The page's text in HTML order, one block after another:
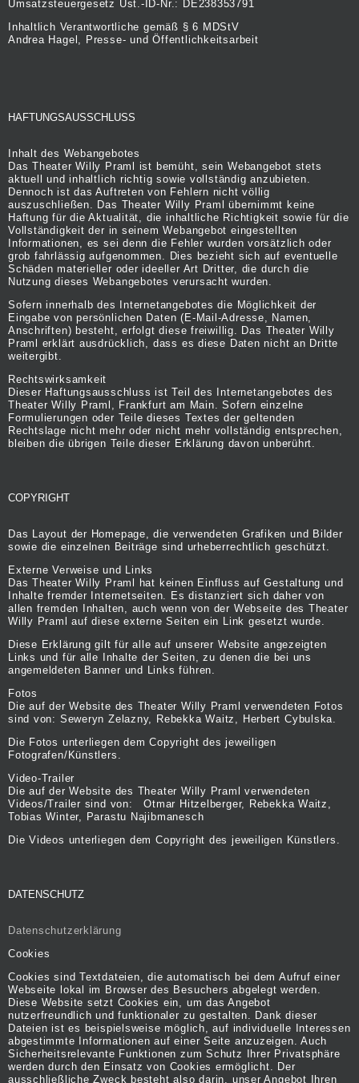
Umsatzsteuergesetz Ust.-ID-Nr.: DE238353791
Inhaltlich Verantwortliche gemäß § 6 MDStV
Andrea Hagel, Presse- und Öffentlichkeitsarbeit
HAFTUNGSAUSSCHLUSS
Inhalt des Webangebotes
Das Theater Willy Praml ist bemüht, sein Webangebot stets
aktuell und inhaltlich richtig sowie vollständig anzubieten.
Dennoch ist das Auftreten von Fehlern nicht völlig
auszuschließen. Das Theater Willy Praml übernimmt keine
Haftung für die Aktualität, die inhaltliche Richtigkeit sowie für die
Vollständigkeit der in seinem Webangebot eingestellten
Informationen, es sei denn die Fehler wurden vorsätzlich oder
grob fahrlässig aufgenommen. Dies bezieht sich auf eventuelle
Schäden materieller oder ideeller Art Dritter, die durch die
Nutzung dieses Webangebotes verursacht wurden.
Sofern innerhalb des Internetangebotes die Möglichkeit der
Eingabe von persönlichen Daten (E-Mail-Adresse, Namen,
Anschriften) besteht, erfolgt diese freiwillig. Das Theater Willy
Praml erklärt ausdrücklich, dass es diese Daten nicht an Dritte
weitergibt.
Rechtswirksamkeit
Dieser Haftungsausschluss ist Teil des Internetangebotes des
Theater Willy Praml, Frankfurt am Main. Sofern einzelne
Formulierungen oder Teile dieses Textes der geltenden
Rechtslage nicht mehr oder nicht mehr vollständig entsprechen,
bleiben die übrigen Teile dieser Erklärung davon unberührt.
COPYRIGHT
Das Layout der Homepage, die verwendeten Grafiken und Bilder
sowie die einzelnen Beiträge sind urheberrechtlich geschützt.
Externe Verweise und Links
Das Theater Willy Praml hat keinen Einfluss auf Gestaltung und
Inhalte fremder Internetseiten. Es distanziert sich daher von
allen fremden Inhalten, auch wenn von der Webseite des Theater
Willy Praml auf diese externe Seiten ein Link gesetzt wurde.
Diese Erklärung gilt für alle auf unserer Website angezeigten
Links und für alle Inhalte der Seiten, zu denen die bei uns
angemeldeten Banner und Links führen.
Fotos
Die auf der Website des Theater Willy Praml verwendeten Fotos
sind von: Seweryn Zelazny, Rebekka Waitz, Herbert Cybulska.
Die Fotos unterliegen dem Copyright des jeweiligen
Fotografen/Künstlers.
Video-Trailer
Die auf der Website des Theater Willy Praml verwendeten
Videos/Trailer sind von: Otmar Hitzelberger, Rebekka Waitz,
Tobias Winter, Parastu Najibmanesch
Die Videos unterliegen dem Copyright des jeweiligen Künstlers.
DATENSCHUTZ
Datenschutzerklärung
Cookies
Cookies sind Textdateien, die automatisch bei dem Aufruf einer
Webseite lokal im Browser des Besuchers abgelegt werden.
Diese Website setzt Cookies ein, um das Angebot
nutzerfreundlich und funktionaler zu gestalten. Dank dieser
Dateien ist es beispielsweise möglich, auf individuelle Interessen
abgestimmte Informationen auf einer Seite anzuzeigen. Auch
Sicherheitsrelevante Funktionen zum Schutz Ihrer Privatsphäre
werden durch den Einsatz von Cookies ermöglicht. Der
ausschließliche Zweck besteht also darin, unser Angebot Ihren